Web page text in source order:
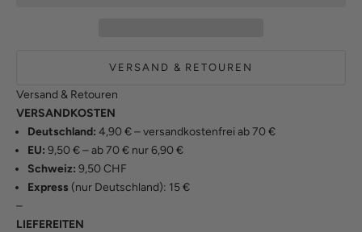
VERSAND & RETOUREN
Versand & Retouren
VERSANDKOSTEN
Deutschland: 4,90 € – versandkostenfrei ab 70 €
EU: 9,50 € – ab 70 € nur 6,90 €
Schweiz: 9,50 CHF
Express (nur Deutschland): 15 €
–
LIEFEREITEN